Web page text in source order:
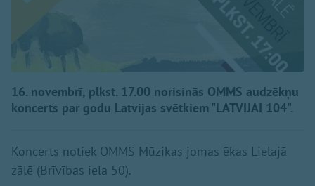
16. novembrī, plkst. 17.00 norisinās OMMS audzēkņu
koncerts par godu Latvijas svētkiem "LATVIJAI 104".
Koncerts notiek OMMS Mūzikas jomas ēkas Lielajā
zālē (Brīvības iela 50).